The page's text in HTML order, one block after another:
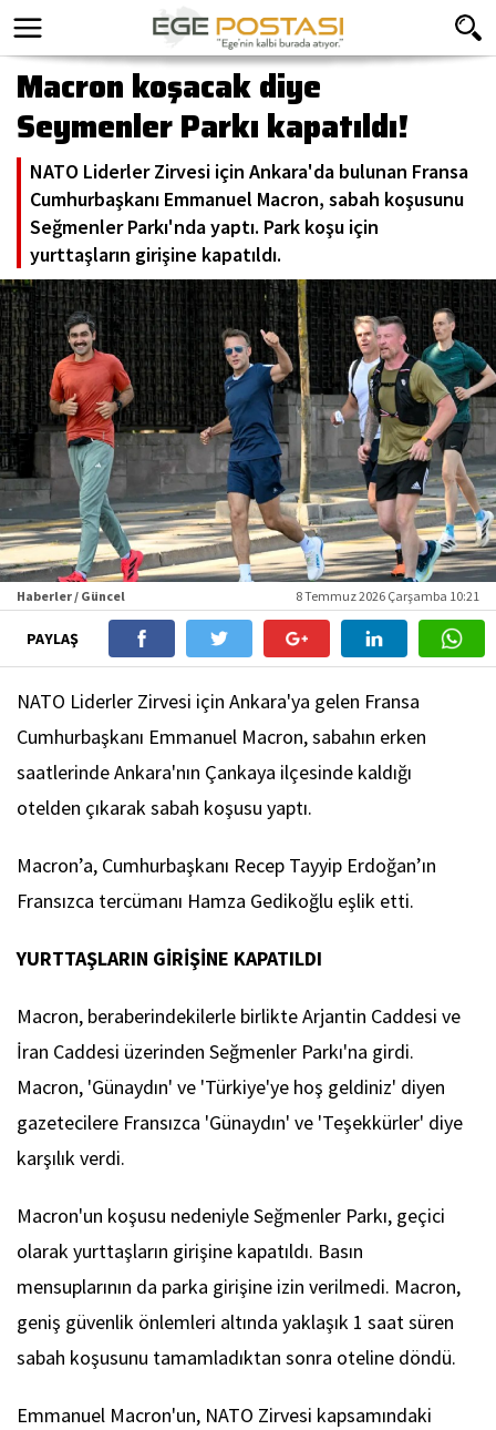
Macron koşacak diye
Seymenler Parkı kapatıldı!
NATO Liderler Zirvesi için Ankara'da bulunan Fransa
Cumhurbaşkanı Emmanuel Macron, sabah koşusunu
Seğmenler Parkı'nda yaptı. Park koşu için
yurttaşların girişine kapatıldı.
Haberler / Güncel 8 Temmuz 2026 Çarşamba 10:21
PAYLAŞ
NATO Liderler Zirvesi için Ankara'ya gelen Fransa
Cumhurbaşkanı Emmanuel Macron, sabahın erken
saatlerinde Ankara'nın Çankaya ilçesinde kaldığı
otelden çıkarak sabah koşusu yaptı.
Macron’a, Cumhurbaşkanı Recep Tayyip Erdoğan’ın
Fransızca tercümanı Hamza Gedikoğlu eşlik etti.
YURTTAŞLARIN GİRİŞİNE KAPATILDI
Macron, beraberindekilerle birlikte Arjantin Caddesi ve
İran Caddesi üzerinden Seğmenler Parkı'na girdi.
Macron, 'Günaydın' ve 'Türkiye'ye hoş geldiniz' diyen
gazetecilere Fransızca 'Günaydın' ve 'Teşekkürler' diye
karşılık verdi.
Macron'un koşusu nedeniyle Seğmenler Parkı, geçici
olarak yurttaşların girişine kapatıldı. Basın
mensuplarının da parka girişine izin verilmedi. Macron,
geniş güvenlik önlemleri altında yaklaşık 1 saat süren
sabah koşusunu tamamladıktan sonra oteline döndü.
Emmanuel Macron'un, NATO Zirvesi kapsamındaki